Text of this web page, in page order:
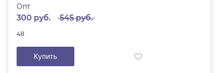
Опт
300 руб. 545 руб.
48
Купить